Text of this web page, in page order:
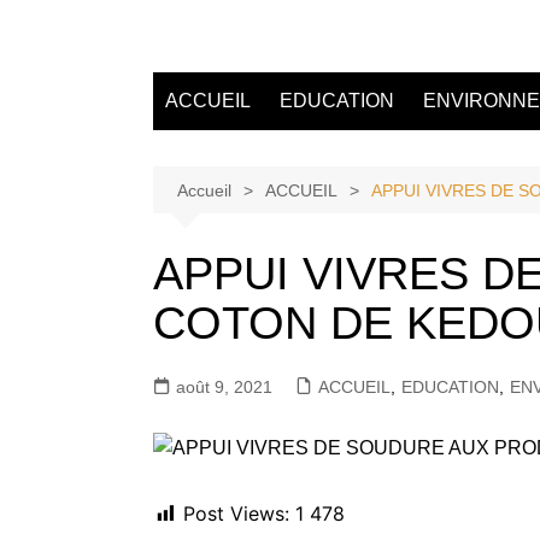
ACCUEIL EDUCATION
Accueil ACCUEIL APPUI VIVRES DE
APPUI VIVRES
COTON DE
août 9, 2021 ACCUEIL EDUCATION
Post Views: 1 478